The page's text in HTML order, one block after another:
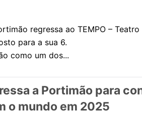
regressa ao TEMPO –
para a sua 6.
como um dos...
a Portimão para
o mundo em 2025